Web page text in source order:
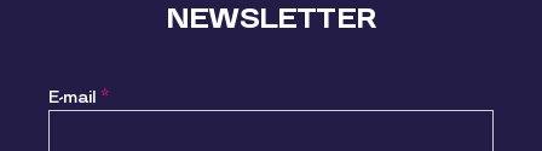
NEWSLETTER
E-mail *